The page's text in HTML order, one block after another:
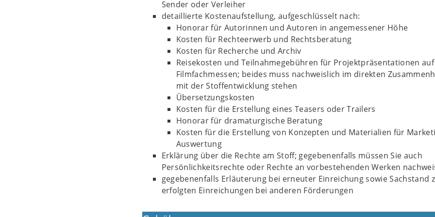
Sender oder Verleiher
detaillierte Kostenaufstellung, aufgeschlüsselt nach:
Honorar für Autorinnen und Autoren in angemessener Höhe
Kosten für Rechteerwerb und Rechtsberatung
Kosten für Recherche und Archiv
Reisekosten und Teilnahmegebühren für Projektpräsentationen auf
Filmfachmessen; beides muss nachweislich im direkten
mit der Stoffentwicklung stehen
Übersetzungskosten
Kosten für die Erstellung eines Teasers oder Trailers
Honorar für dramaturgische Beratung
Kosten für die Erstellung von Konzepten und Materialien für
Auswertung
Erklärung über die Rechte am Stoff; gegebenenfalls müssen Sie auch
Persönlichkeitsrechte oder Rechte an vorbestehenden Werken
gegebenenfalls Erläuterung bei erneuter Einreichung sowie Sachstand
erfolgten Einreichungen bei anderen Förderungen